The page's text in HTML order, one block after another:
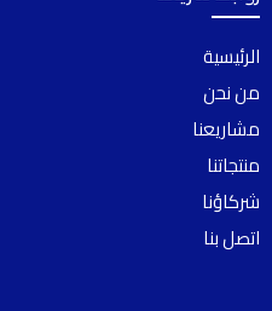
الرئيسية
من نحن
مشاريعنا
منتجاتنا
شركاؤنا
اتصل بنا